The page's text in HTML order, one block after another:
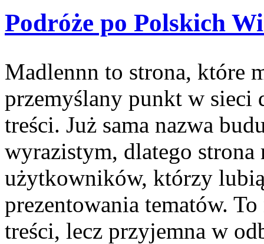
Podróże po Polskich
Madlennn to strona, które
przemyślany punkt w sieci
treści. Już sama nazwa
wyrazistym, dlatego strona
użytkowników, którzy
prezentowania tematów.
treści, lecz przyjemna w